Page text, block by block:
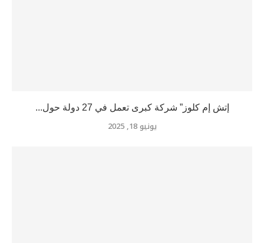
إتش إم كلوز” شركة كبرى تعمل في 27 دولة حول...
يونيو 18, 2025